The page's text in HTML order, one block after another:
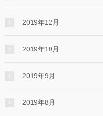
2019年12月
2019年10月
2019年9月
2019年8月